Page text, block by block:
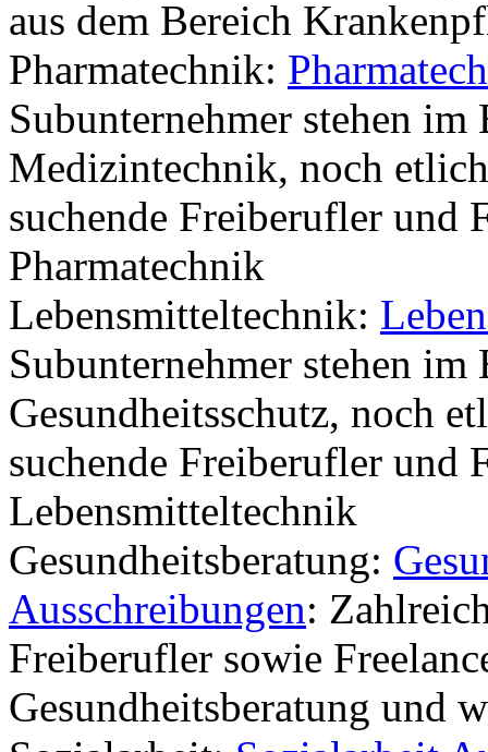
aus dem Bereich
Pharmatechnik:
Subunternehmer stehen im
Medizintechnik, noch
suchende Freiberufler und
Pharmatechnik
Lebensmitteltechnik:
Subunternehmer stehen im
Gesundheitsschutz, noch
suchende Freiberufler und
Lebensmitteltechnik
Gesundheitsberatung:
Ausschreibungen:
Freiberufler sowie
Gesundheitsberatung und